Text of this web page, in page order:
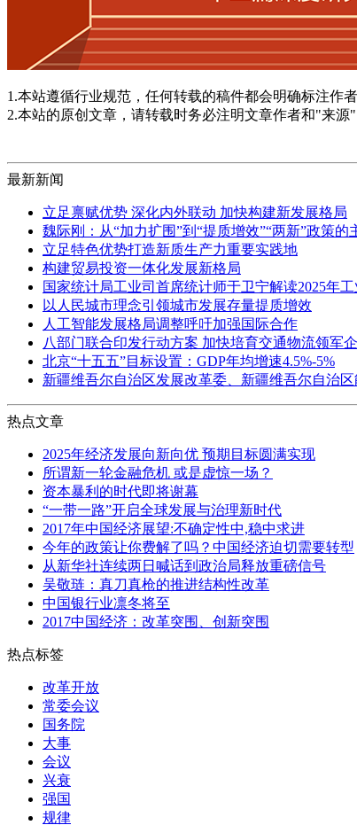
1.本站遵循行业规范，任何转载的稿件都会明确标注作者
2.本站的原创文章，请转载时务必注明文章作者和"来源
最新新闻
立足禀赋优势 深化内外联动 加快构建新发展格局
魏际刚：从“加力扩围”到“提质增效”“两新”政策的
立足特色优势打造新质生产力重要实践地
构建贸易投资一体化发展新格局
国家统计局工业司首席统计师于卫宁解读2025年
以人民城市理念引领城市发展存量提质增效
人工智能发展格局调整呼吁加强国际合作
八部门联合印发行动方案 加快培育交通物流领军
北京“十五五”目标设置：GDP年均增速4.5%-5%
新疆维吾尔自治区发展改革委、新疆维吾尔自治
热点文章
2025年经济发展向新向优 预期目标圆满实现
所谓新一轮金融危机 或是虚惊一场？
资本暴利的时代即将谢幕
“一带一路”开启全球发展与治理新时代
2017年中国经济展望:不确定性中,稳中求进
今年的政策让你费解了吗？中国经济迫切需要转型
从新华社连续两日喊话到政治局释放重磅信号
吴敬琏：真刀真枪的推进结构性改革
中国银行业凛冬将至
2017中国经济：改革突围、创新突围
热点标签
改革开放
常委会议
国务院
大事
会议
兴衰
强国
规律